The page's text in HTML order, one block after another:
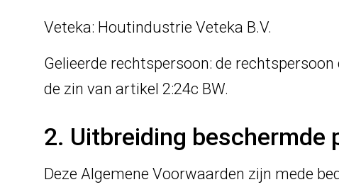
Veteka: Houtindustrie Veteka B.V.
Gelieerde rechtspersoon: de
de zin van artikel 2:24c BW.
2. Uitbreiding beschermde
Deze Algemene Voorwaarden zijn mede